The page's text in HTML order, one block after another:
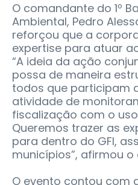
O comandante do 1º
Ambiental, Pedro
reforçou que a
expertise para atuar
“A ideia da ação
possa de maneira
todos que participam
atividade de
fiscalização com o
Queremos trazer as
para dentro do GFI,
municípios”, afirmou o
O evento contou com